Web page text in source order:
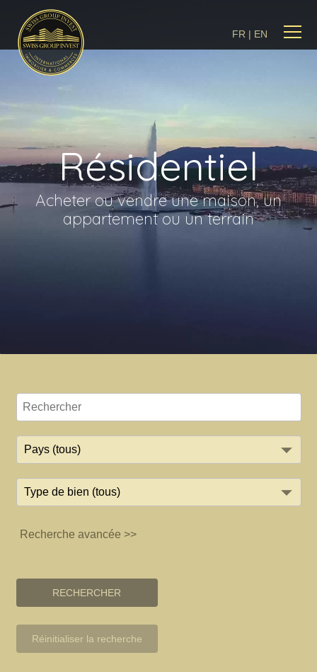
FR | EN
Résidentiel
Acheter ou vendre une maison, un
appartement ou un terrain
Recherche avancée >>
Réinitialiser la recherche